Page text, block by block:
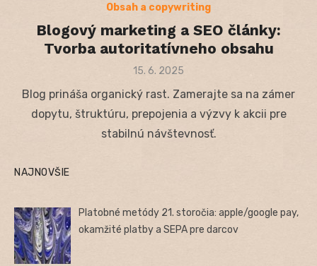
Obsah a copywriting
Blogový marketing a SEO články:
Tvorba autoritatívneho obsahu
Posted
15. 6. 2025
Blog prináša organický rast. Zamerajte sa na zámer
dopytu, štruktúru, prepojenia a výzvy k akcii pre
stabilnú návštevnosť.
NAJNOVŠIE
Platobné metódy 21. storočia: apple/google pay,
okamžité platby a SEPA pre darcov